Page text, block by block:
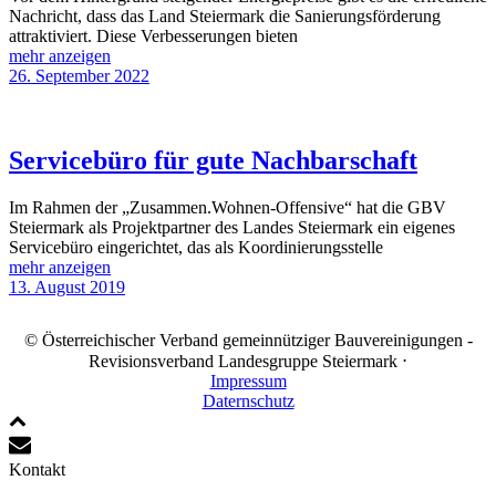
Nachricht, dass das Land Steiermark die Sanierungsförderung
attraktiviert. Diese Verbesserungen bieten
mehr anzeigen
26. September 2022
Servicebüro für gute Nachbarschaft
Im Rahmen der „Zusammen.Wohnen-Offensive“ hat die GBV
Steiermark als Projektpartner des Landes Steiermark ein eigenes
Servicebüro eingerichtet, das als Koordinierungsstelle
mehr anzeigen
13. August 2019
© Österreichischer Verband gemeinnütziger Bauvereinigungen -
Revisionsverband Landesgruppe Steiermark ⋅
Impressum
Daternschutz
Kontakt